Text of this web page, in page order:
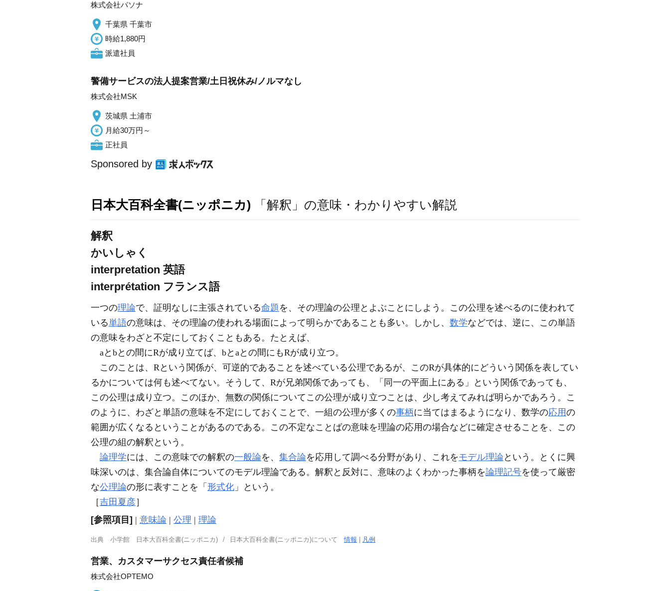
株式会社パソナ
千葉県 千葉市
時給1,880円
派遣社員
警備サービスの法人提案営業/土日祝休み/ノルマなし
株式会社MSK
茨城県 土浦市
月給30万円～
正社員
Sponsored by
日本大百科全書(ニッポニカ) 「解釈」の意味・わかりやすい解説
解釈
かいしゃく
interpretation 英語
interprétation フランス語
一つの理論で、証明なしに主張されている命題 を、その理論の公理とよぶことにしよう。この公理を述べるのに使われて
いる単語の意味は、その理論の使われる場面によって明らかであることも多い。しかし、 数学などでは、逆に、この単語
の意味をわざと不定にしておくこともある。たとえば、
aとbとの間にRが成り立てば、bとaとの間にもRが成り立つ。
このことは、Rという関係が、可逆的であることを述べている公理であるが、このRが具体的にどういう関係を表してい
るかについては何も述べてない。そうして、Rが兄弟関係であっても、「同一の平面上にある」という関係であっても、
この公理は成り立つ。このほか、無数の関係についてこの公理が成り立つことは、少し考えてみれば明らかであろう。こ
のように、わざと単語の意味を不定にしておくことで、一組の公理が多くの事柄に当てはまるようになり、数学の応用の
範囲が広くなるということがあるのである。この不定なことばの意味を理論の応用の場合などに確定させることを、この
公理の組の解釈という。
論理学には、この意味での解釈の一般論を、 集合論を応用して調べる分野があり、これをモデル理論 という。とくに興
味深いのは、集合論自体についてのモデル理論である。解釈と反対に、意味のよくわかった事柄を論理記号を使って厳密
な公理論の形に表すことを「 形式化 」という。
［吉田夏彦］
[参照項目] | 意味論 | 公理 | 理論
出典 小学館 日本大百科全書(ニッポニカ) 日本大百科全書(ニッポニカ)について情報 凡例
営業、カスタマーサクセス責任者候補
株式会社OPTEMO